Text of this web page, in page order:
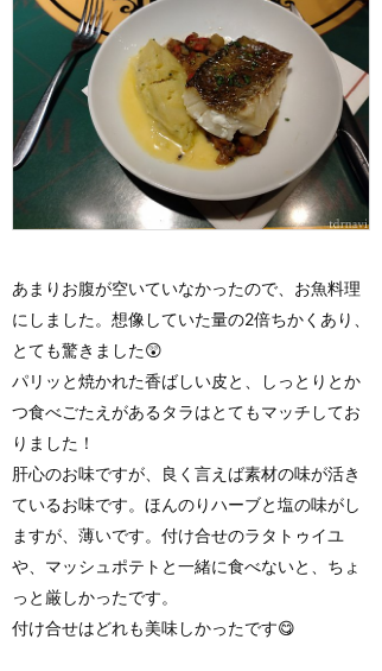
あまりお腹が空いていなかったので、お魚料理
にしました。想像していた量の2倍ちかくあり、
とても驚きました😲
パリッと焼かれた香ばしい皮と、しっとりとか
つ食べごたえがあるタラはとてもマッチしてお
りました！
肝心のお味ですが、良く言えば素材の味が活き
ているお味です。ほんのりハーブと塩の味がし
ますが、薄いです。付け合せのラタトゥイユ
や、マッシュポテトと一緒に食べないと、ちょ
っと厳しかったです。
付け合せはどれも美味しかったです😋